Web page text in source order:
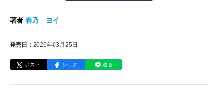
著者 春乃 ヨイ
発売日： 2026年03月25日
ポスト シェア 送る